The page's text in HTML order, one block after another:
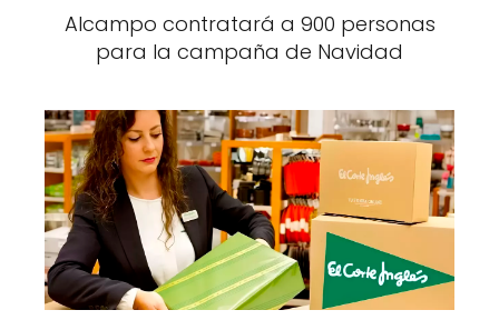
Alcampo contratará a 900 personas
para la campaña de Navidad